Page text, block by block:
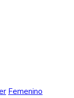
Femenino